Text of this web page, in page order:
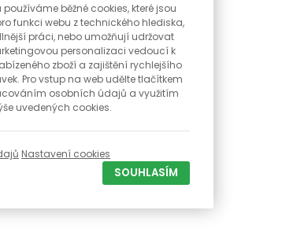
běžné cookies, které jsou
funkci webu z technického hlediska,
práci, nebo umožňují udržovat
personalizaci vedoucí k
zboží a zajištění rychlejšího
Pro vstup na web udělte tlačítkem
osobních údajů a využitím
uvedených cookies.
Nastavení cookies
SOUHLASÍM